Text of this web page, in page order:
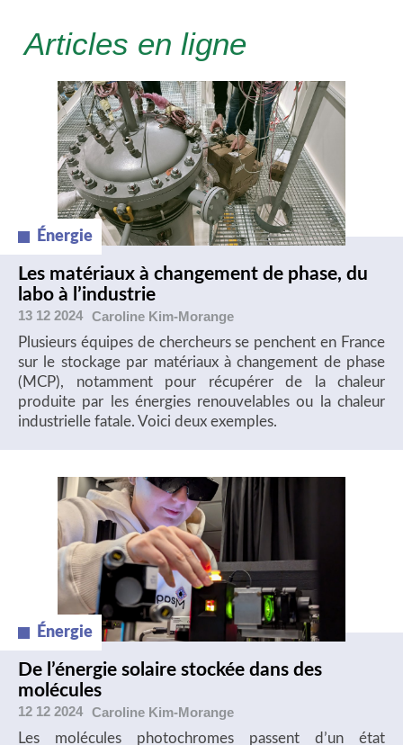
Articles en ligne
Énergie
Les matériaux à changement de phase, du
labo à l’industrie
13 12 2024 Caroline Kim-Morange
Plusieurs équipes de chercheurs se penchent en France
sur le stockage par matériaux à changement de phase
(MCP), notamment pour récupérer de la chaleur
produite par les énergies renouvelables ou la chaleur
industrielle fatale. Voici deux exemples.
Énergie
De l’énergie solaire stockée dans des
molécules
12 12 2024 Caroline Kim-Morange
Les molécules photochromes passent d’un état